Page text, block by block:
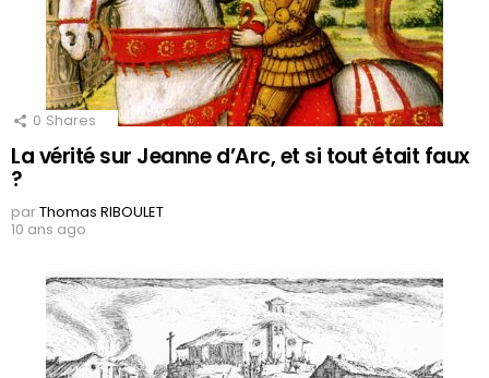
0 Shares
La vérité sur Jeanne d’Arc, et si tout était faux
?
parThomas RIBOULET
10 ans ago